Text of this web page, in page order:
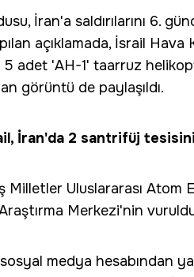
İran'a saldırılarını 6.
açıklamada, İsrail
adet 'AH-1' taarruz
görüntü de paylaşıldı.
İran'da 2 santrifüj
Milletler Uluslararası Atom
Merkezi'nin
medya hesabından